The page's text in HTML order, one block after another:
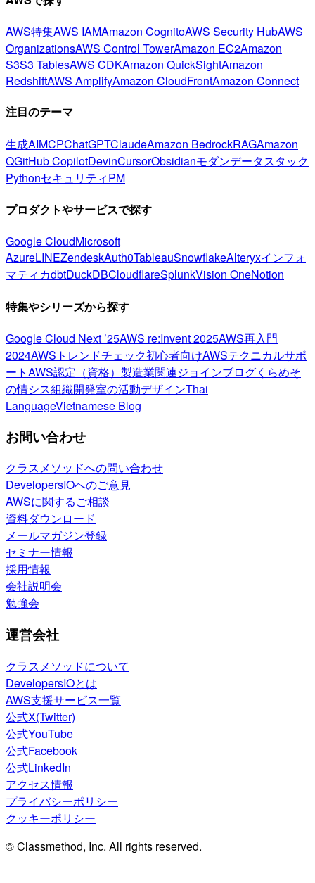
AWS特集AWS IAMAmazon CognitoAWS Security HubAWS
OrganizationsAWS Control TowerAmazon EC2Amazon
S3S3 TablesAWS CDKAmazon QuickSightAmazon
RedshiftAWS AmplifyAmazon CloudFrontAmazon Connect
注目のテーマ
生成AIMCPChatGPTClaudeAmazon BedrockRAGAmazon
QGitHub CopilotDevinCursorObsidianモダンデータスタック
PythonセキュリティPM
プロダクトやサービスで探す
Google CloudMicrosoft
AzureLINEZendeskAuth0TableauSnowflakeAlteryxインフォ
マティカdbtDuckDBCloudflareSplunkVision OneNotion
特集やシリーズから探す
Google Cloud Next ’25AWS re:Invent 2025AWS再入門
2024AWSトレンドチェック初心者向けAWSテクニカルサポ
ートAWS認定（資格） 製造業関連ジョインブログくらめそ
の情シス組織開発室の活動デザインThai
LanguageVietnamese Blog
お問い合わせ
クラスメソッドへの問い合わせ
DevelopersIOへのご意見
AWSに関するご相談
資料ダウンロード
メールマガジン登録
セミナー情報
採用情報
会社説明会
勉強会
運営会社
クラスメソッドについて
DevelopersIOとは
AWS支援サービス一覧
公式X(Twitter)
公式YouTube
公式Facebook
公式LinkedIn
アクセス情報
プライバシーポリシー
クッキーポリシー
© Classmethod, Inc. All rights reserved.